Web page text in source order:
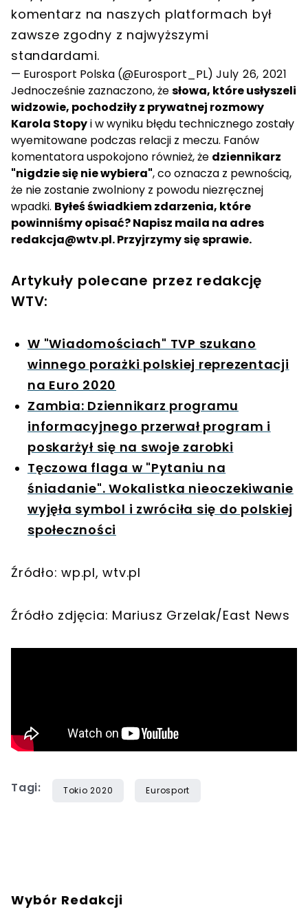
komentarz na naszych platformach był
zawsze zgodny z najwyższymi
standardami.
— Eurosport Polska (@Eurosport_PL) July 26, 2021
Jednocześnie zaznaczono, żesłowa, które usłyszeli
widzowie, pochodziły z prywatnej rozmowy
Karola Stopyi w wyniku błędu technicznego zostały
wyemitowane podczas relacji z meczu. Fanów
komentatora uspokojono również, że dziennikarz
"nigdzie się nie wybiera", co oznacza z pewnością,
że nie zostanie zwolniony z powodu niezręcznej
wpadki. Byłeś świadkiem zdarzenia, które
powinniśmy opisać? Napisz maila na adres
redakcja@wtv.pl. Przyjrzymy się sprawie.
Artykuły polecane przez redakcję
WTV:
W "Wiadomościach" TVP szukano
winnego porażki polskiej reprezentacji
na Euro 2020
Zambia: Dziennikarz programu
informacyjnego przerwał program i
poskarżył się na swoje zarobki
Tęczowa flaga w "Pytaniu na
śniadanie". Wokalistka nieoczekiwanie
wyjęła symbol i zwróciła się do polskiej
społeczności
Źródło: wp.pl, wtv.pl
Źródło zdjęcia: Mariusz Grzelak/East News
Tagi: Tokio 2020 Eurosport
Wybór Redakcji